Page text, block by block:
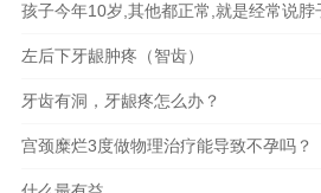
孩子今年10岁,其他都正常,就是经常说脖
左后下牙龈肿疼（智齿）
牙齿有洞，牙龈疼怎么办？
宫颈糜烂3度做物理治疗能导致不孕吗？